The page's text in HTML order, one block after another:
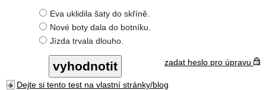
Eva uklidila šaty do skříně.
Nové boty dala do botníku.
Jízda trvala dlouho.
zadat heslo pro úpravu
Dejte si tento test na vlastní stránky/blog